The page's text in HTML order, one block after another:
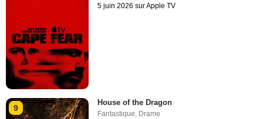
5 juin 2026 sur Apple TV
9
House of the Dragon
Fantastique, Drame